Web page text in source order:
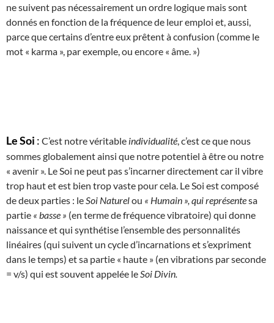
ne suivent pas nécessairement un ordre logique mais sont
donnés en fonction de la fréquence de leur emploi et, aussi,
parce que certains d’entre eux prêtent à confusion (comme le
mot « karma », par exemple, ou encore « âme. »)
Le Soi : C’est notre véritable individualité , c’est ce que nous
sommes globalement ainsi que notre potentiel à être ou notre
« avenir ». Le Soi ne peut pas s’incarner directement car il vibre
trop haut et est bien trop vaste pour cela. Le Soi est composé
de deux parties : le Soi Naturelou « Humain », qui représentesa
partie « basse » (en terme de fréquence vibratoire) qui donne
naissance et qui synthétise l’ensemble des personnalités
linéaires (qui suivent un cycle d’incarnations et s’expriment
dans le temps) et sa partie « haute » (en vibrations par seconde
= v/s) qui est souvent appelée le Soi Divin.